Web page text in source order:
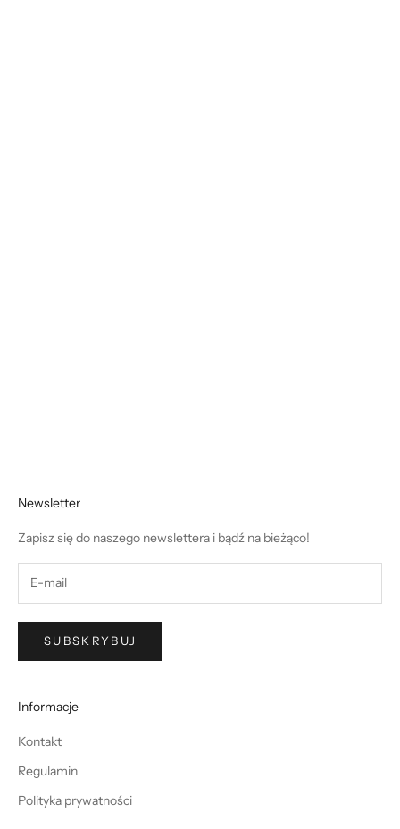
Newsletter
Zapisz się do naszego newslettera i bądź na bieżąco!
SUBSKRYBUJ
Informacje
Kontakt
Regulamin
Polityka prywatności